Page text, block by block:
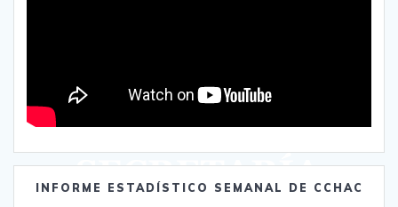
INFORME ESTADÍSTICO SEMANAL DE CCHAC